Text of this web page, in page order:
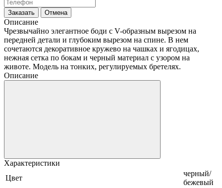
Заказать Отмена
Описание
Чрезвычайно элегантное боди с V-образным вырезом на
передней детали и глубоким вырезом на спине. В нем
сочетаются декоративное кружево на чашках и ягодицах,
нежная сетка по бокам и черный материал с узором на
животе. Модель на тонких, регулируемых бретелях.
Описание
Характеристики
Цвет
черный/
бежевый